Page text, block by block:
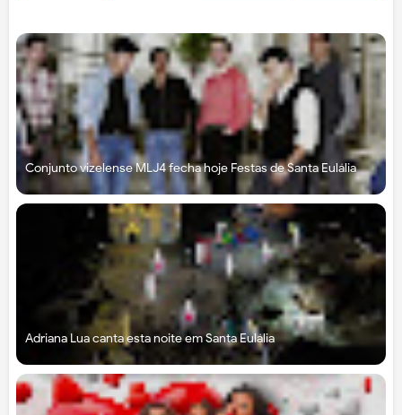
Conjunto vizelense MLJ4 fecha hoje Festas de Santa Eulália
Adriana Lua canta esta noite em Santa Eulália